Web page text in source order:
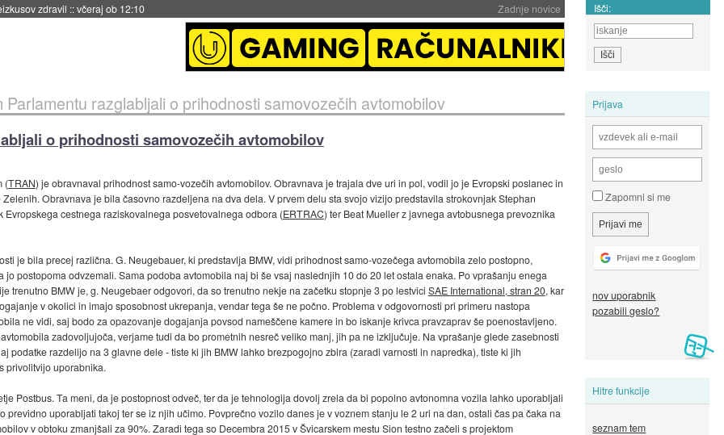
Zadnje novice
naslednji dve leti::včeraj ob 11:37 Išči:
Prijava
Zapomni si me
nov uporabnik
pozabili geslo?
Hitre funkcije
seznam tem
Parlamentu razglabljali o prihodnosti samovozečih avtomobilov
o prihodnosti samovozečih avtomobilov
(TRAN) je obravnaval prihodnost samo-vozečih avtomobilov. Obravnava je trajala dve uri in pol, vodil jo je Evropski poslanec in
Zelenih. Obravnava je bila časovno razdeljena na dva dela. V prvem delu sta svojo vizijo predstavila strokovnjak Stephan
cestnega raziskovalnega posvetovalnega odbora (ERTRAC) ter Beat Mueller z javnega avtobusnega prevoznika
je bila precej različna. G. Neugebauer, ki predstavlja BMW, vidi prihodnost samo-vozečega avtomobila zelo postopno,
postopoma odvzemali. Sama podoba avtomobila naj bi še vsaj naslednjih 10 do 20 let ostala enaka. Po vprašanju enega
trenutno BMW je, g. Neugebaer odgovori, da so trenutno nekje na začetku stopnje 3 po lestvici SAE International, stran 20, kar
v okolici in imajo sposobnost ukrepanja, vendar tega še ne počno. Problema v odgovornosti pri primeru nastopa
ne vidi, saj bodo za opazovanje dogajanja povsod nameščene kamere in bo iskanje krivca pravzaprav še poenostavljeno.
zadovoljujoča, verjame tudi da bo prometnih nesreč veliko manj, jih pa ne izključuje. Na vprašanje glede zasebnosti
podatke razdelijo na 3 glavne dele - tiste ki jih BMW lahko brezpogojno zbira (zaradi varnosti in napredka), tiste ki jih
privolitvijo uporabnika.
Postbus. Ta meni, da je postopnost odveč, ter da je tehnologija dovolj zrela da bi popolno avtonomna vozila lahko uporabljali
previdno uporabljati takoj ter se iz njih učimo. Povprečno vozilo danes je v voznem stanju le 2 uri na dan, ostali čas pa čaka na
v obtoku zmanjšali za 90%. Zaradi tega so Decembra 2015 v Švicarskem mestu Sion testno začeli s projektom